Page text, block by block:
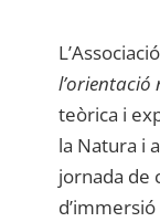
teòrica i
la Natura i
jornada de